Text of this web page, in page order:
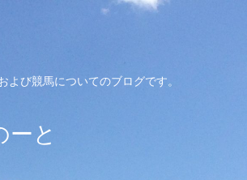
び競馬についてのブログです。
ーと